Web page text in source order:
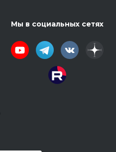
Мы в социальных сетях